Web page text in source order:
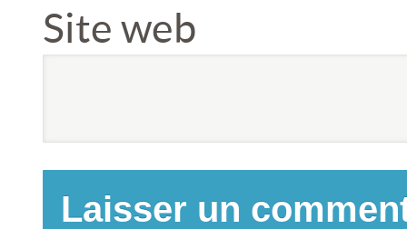
Site web